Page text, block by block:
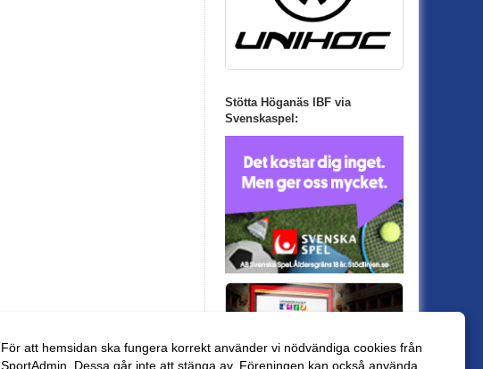
Stötta Höganäs IBF via
Svenskaspel:
För att hemsidan ska fungera korrekt använder vi nödvändiga cookies från
SportAdmin. Dessa går inte att stänga av. Föreningen kan också använda